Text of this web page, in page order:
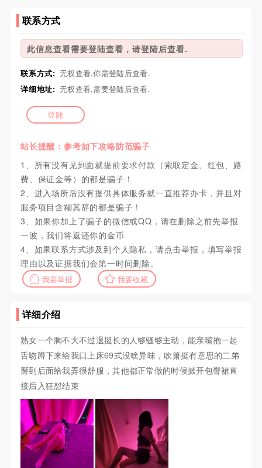
联系方式
此信息查看需要登陆查看，请登陆后查看.
联系方式: 无权查看,你需登陆后查看.
详细地址: 无权查看,需要登陆后查看.
登陆
站长提醒：参考如下攻略防范骗子
1、所有没有见到面就提前要求付款（索取定金、红包、路
费、保证金等）的都是骗子！
2、进入场所后没有提供具体服务就一直推荐办卡，并且对
服务项目含糊其辞的都是骗子！
3、如果你加上了骗子的微信或QQ，请在删除之前先举报
一波，我们将返还你的金币
4、如果联系方式涉及到个人隐私，请点击举报，填写举报
理由以及证据我们会第一时间删除。
我要举报 我要收藏
详细介绍
熟女一个胸不大不过退挺长的人够骚够主动，能亲嘴抱一起
舌吻蹲下来给我口上床69式没啥异味，吹箫挺有意思的二弟
掰到后面给我弄很舒服，其他都正常做的时候掀开包臀裙直
接后入狂怼结束